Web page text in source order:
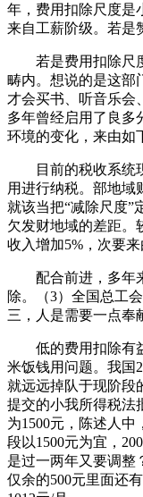
年，费用扣除尺度是
来自工薪阶级。若是
若是费用扣除尺度
畴内。想说的是这部
才会买书、听音乐会
多年曾经启用了良多
环境的变化，来由如
目前的税收系统现
用进行纳税。部地域
就该当把“减除尺度”
欠发财地域的差距。
收入增加5%，次要来
配合前进，多年来
除。（3）全国总工
三，人是需要一点奉
低的费用扣除有益
米饭钱用问题。我国
就远远掉队于现阶段
提交的小我所得税法
为1500元，陈述人中
段以1500元为宜，
是过一两年又要调整
仅余的500元里面还